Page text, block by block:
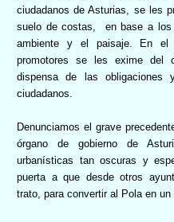
ciudadanos de Asturias, se les
suelo de costas,
en base a los
ambiente y el paisaje. En el
promotores se les exime
dispensa de las
ciudadanos.
Denunciamos el grave
órgano de gobierno de
urbanísticas tan oscuras y
puerta a que desde otros
trato, para convertir al Pola en un